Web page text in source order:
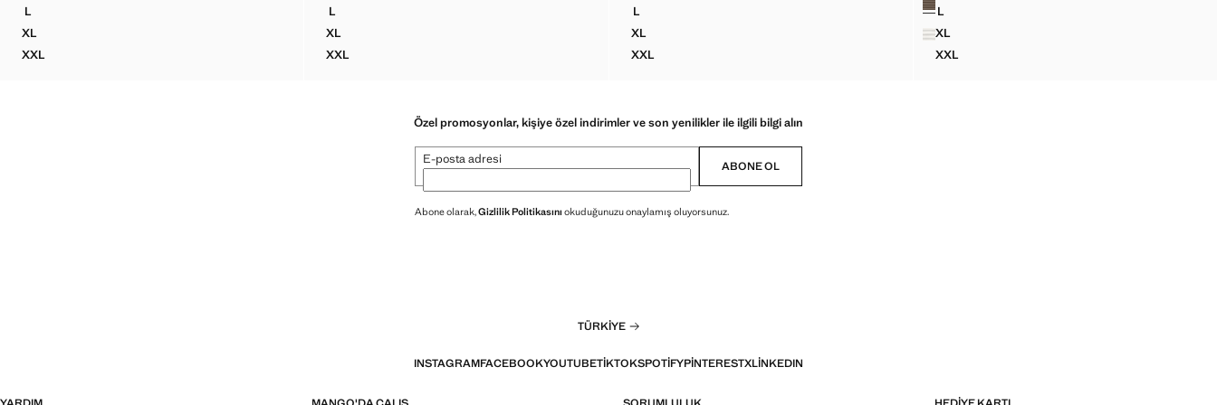
L
%100 PAMUKLU DESENLI TIŞÖRT
XL%100 PAMUKLU DESENLI TIŞÖRT
XXL%100 PAMUKLU DESENLI TIŞÖRT
L
%100 PAMUKLU DESENLI TIŞÖRT
XL%100 PAMUKLU DESENLI TIŞÖRT
XXL%100 PAMUKLU DESENLI TIŞÖRT
L%100 PAMUKLU DESENLI TIŞÖRT
XL%100 PAMUKLU DESENLI TIŞÖRT
XXL%100 PAMUKLU DESENLI TIŞÖRT
LPAMUK KETEN KARIŞIMLI REGULAR FIT TIŞÖRT
XLPAMUK KETEN KARIŞIMLI REGULAR FIT TIŞÖRT
XXLPAMUK KETEN KARIŞIMLI REGULAR FIT
Özel promosyonlar, kişiye özel indirimler ve son yenilikler ile ilgili bilgi alın
E-posta adresi ABONE OL
Abone olarak,Gizlilik Politikasını okuduğunuzu onaylamış oluyorsunuz.
TÜRKIYE
INSTAGRAMFACEBOOKYOUTUBETIKTOKSPOTIFYPINTERESTXLINKEDIN